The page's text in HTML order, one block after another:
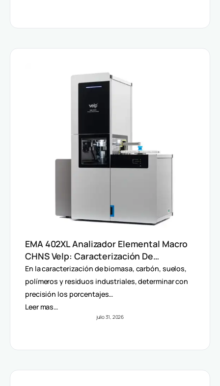
EMA 402XL Analizador Elemental Macro
CHNS Velp: Caracterización De
Muestras Heterogéneas Y Grandes
Volúmenes
En la caracterización de biomasa, carbón, suelos,
polímeros y residuos industriales, determinar con
precisión los porcentajes…
Leer mas…
julio 31, 2026